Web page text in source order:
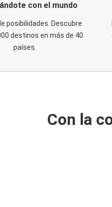
con el mundo
posibilidades. Descubre
destinos en más de 40
países.
Con la